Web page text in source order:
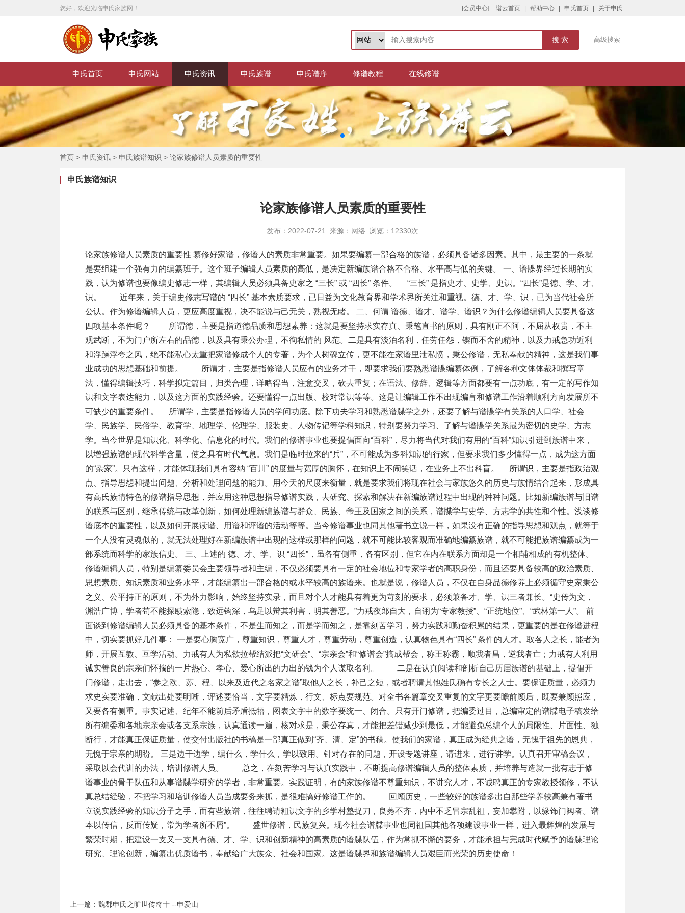
您好，欢迎光临申氏家族网！ [会员中心] 谱云首页 帮助中心 申氏首页 关于申氏
高级搜索
申氏首页 申氏网站 申氏资讯 申氏族谱 申氏谱序 修谱教程 在线修谱
首页 > 申氏资讯 > 申氏族谱知识 > 论家族修谱人员素质的重要性
申氏族谱知识
论家族修谱人员素质的重要性
发布：2022-07-21 来源：网络 浏览：12330次
论家族修谱人员素质的重要性 纂修好家谱，修谱人的素质非常重要。如果要编纂一部合格的族谱，必须具备诸多因素。其中，最主要的一条就
是要组建一个强有力的编纂班子。这个班子编辑人员素质的高低，是决定新编族谱合格不合格、水平高与低的关键。 一、谱牒界经过长期的实
践，认为修谱也要像编史修志一样，其编辑人员必须具备史家之 “三长” 或 “四长” 条件。 “三长” 是指史才、史学、史识。“四长”是德、学、才、
识。 近年来，关于编史修志写谱的 “四长” 基本素质要求，已日益为文化教育界和学术界所关注和重视。德、才、学、识，已为当代社会所
公认。作为修谱编辑人员，更应高度重视，决不能说与己无关，熟视无睹。 二、何谓 谱德、谱才、谱学、谱识？为什么修谱编辑人员要具备这
四项基本条件呢？ 所谓德，主要是指道德品质和思想素养：这就是要坚持求实存真、秉笔直书的原则，具有刚正不阿，不屈从权贵，不主
观武断，不为门户所左右的品德，以及具有秉公办理，不徇私情的 风范。二是具有淡泊名利，任劳任怨，锲而不舍的精神，以及力戒急功近利
和浮躁浮夸之风，绝不能私心太重把家谱修成个人的专著，为个人树碑立传，更不能在家谱里泄私愤，秉公修谱，无私奉献的精神，这是我们事
业成功的思想基础和前提。 所谓才，主要是指修谱人员应有的业务才干，即要求我们要熟悉谱牒编纂体例，了解各种文体体裁和撰写章
法，懂得编辑技巧，科学拟定篇目，归类合理，详略得当，注意交叉，砍去重复；在语法、修辞、逻辑等方面都要有一点功底，有一定的写作知
识和文字表达能力，以及这方面的实践经验。还要懂得一点出版、校对常识等等。这是让编辑工作不出现编盲和修谱工作沿着顺利方向发展所不
可缺少的重要条件。 所谓学，主要是指修谱人员的学问功底。除下功夫学习和熟悉谱牒学之外，还要了解与谱牒学有关系的人口学、社会
学、民族学、民俗学、教育学、地理学、伦理学、服装史、人物传记等学科知识，特别要努力学习、了解与谱牒学关系最为密切的史学、方志
学。当今世界是知识化、科学化、信息化的时代。我们的修谱事业也要提倡面向“百科”，尽力将当代对我们有用的“百科”知识引进到族谱中来，
以增强族谱的现代科学含量，使之具有时代气息。我们是临时拉来的“兵”，不可能成为多科知识的行家，但要求我们多少懂得一点，成为这方面
的“杂家”。只有这样，才能体现我们具有容纳 “百川” 的度量与宽厚的胸怀，在知识上不闹笑话，在业务上不出科盲。 所谓识，主要是指政治观
点、指导思想和提出问题、分析和处理问题的能力。用今天的尺度来衡量，就是要求我们将现在社会与家族悠久的历史与族情结合起来，形成具
有高氏族情特色的修谱指导思想，并应用这种思想指导修谱实践，去研究、探索和解决在新编族谱过程中出现的种种问题。比如新编族谱与旧谱
的联系与区别，继承传统与改革创新，如何处理新编族谱与群众、民族、帝王及国家之间的关系，谱牒学与史学、方志学的共性和个性。浅谈修
谱底本的重要性，以及如何开展读谱、用谱和评谱的活动等等。当今修谱事业也同其他著书立说一样，如果没有正确的指导思想和观点，就等于
一个人没有灵魂似的，就无法处理好在新编族谱中出现的这样或那样的问题，就不可能比较客观而准确地编纂族谱，就不可能把族谱编纂成为一
部系统而科学的家族信史。 三、上述的 德、才、学、识 “四长”，虽各有侧重，各有区别，但它在内在联系方面却是一个相辅相成的有机整体。
修谱编辑人员，特别是编纂委员会主要领导者和主编，不仅必须要具有一定的社会地位和专家学者的高职身份，而且还要具备较高的政治素质、
思想素质、知识素质和业务水平，才能编纂出一部合格的或水平较高的族谱来。也就是说，修谱人员，不仅在自身品德修养上必须循守史家秉公
之义、公平持正的原则，不为外力影响，始终坚持实录，而且对个人才能具有着更为苛刻的要求，必须兼备才、学、识三者兼长。“史传为文，
渊浩广博，学者苟不能探赜索隐，致远钩深，乌足以辩其利害，明其善恶。”力戒夜郎自大，自诩为“专家教授”、“正统地位”、“武林第一人”。 前
面谈到修谱编辑人员必须具备的基本条件，不是生而知之，而是学而知之，是靠刻苦学习，努力实践和勤奋积累的结果，更重要的是在修谱进程
中，切实要抓好几件事： 一是要心胸宽广，尊重知识，尊重人才，尊重劳动，尊重创造，认真物色具有“四长” 条件的人才。取各人之长，能者为
师，开展互教、互学活动。力戒有人为私欲拉帮结派把“文研会”、“宗亲会”和“修谱会”搞成帮会，称王称霸，顺我者昌，逆我者亡；力戒有人利用
诚实善良的宗亲们怀揣的一片热心、孝心、爱心所出的力出的钱为个人谋取名利。 二是在认真阅读和剖析自己历届族谱的基础上，提倡开
门修谱，走出去，“参之欧、苏、程、以来及近代之名家之谱”取他人之长，补己之短，或者聘请其他姓氏确有专长之人士。要保证质量，必须力
求史实要准确，文献出处要明晰，评述要恰当，文字要精炼，行文、标点要规范。对全书各篇章交叉重复的文字更要瞻前顾后，既要兼顾照应，
又要各有侧重。事实记述、纪年不能前后矛盾抵牾，图表文字中的数字要统一、闭合。只有开门修谱，把编委过目，总编审定的谱牒电子稿发给
所有编委和各地宗亲会或各支系宗族，认真通读一遍，核对求是，秉公存真，才能把差错减少到最低，才能避免总编个人的局限性、片面性、独
断行，才能真正保证质量，使交付出版社的书稿是一部真正做到“齐、清、定”的书稿。使我们的家谱，真正成为经典之谱，无愧于祖先的恩典，
无愧于宗亲的期盼。 三是边干边学，编什么，学什么，学以致用。针对存在的问题，开设专题讲座，请进来，进行讲学。认真召开审稿会议，
采取以会代训的办法，培训修谱人员。 总之，在刻苦学习与认真实践中，不断提高修谱编辑人员的整体素质，并培养与造就一批有志于修
谱事业的骨干队伍和从事谱牒学研究的学者，非常重要。实践证明，有的家族修谱不尊重知识，不讲究人才，不诚聘真正的专家教授领修，不认
真总结经验，不把学习和培训修谱人员当成要务来抓，是很难搞好修谱工作的。 回顾历史，一些较好的族谱多出自那些学养较高兼有著书
立说实践经验的知识分子之手，而有些族谱，往往聘请粗识文字的乡学村塾捉刀，良莠不齐，内中不乏冒宗乱祖，妄加攀附，以缘饰门阀者。谱
本以传信，反而传疑，常为学者所不屑”。 盛世修谱，民族复兴。现今社会谱牒事业也同祖国其他各项建设事业一样，进入最辉煌的发展与
繁荣时期，把建设一支又一支具有德、才、学、识和创新精神的高素质的谱牒队伍，作为常抓不懈的要务，才能承担与完成时代赋予的谱牒理论
研究、理论创新，编纂出优质谱书，奉献给广大族众、社会和国家。这是谱牒界和族谱编辑人员艰巨而光荣的历史使命！
上一篇： 魏郡申氏之旷世传奇十 --申爱山